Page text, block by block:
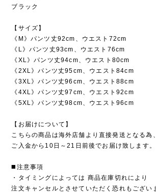
ブラック
【サイズ】
《M》パンツ丈92cm、ウエスト72cm
《L》パンツ丈93cm、ウエスト76cm
《XL》パンツ丈94cm、ウエスト80cm
《2XL》パンツ丈95cm、ウエスト84cm
《3XL》パンツ丈96cm、ウエスト88cm
《4XL》パンツ丈97cm、ウエスト92cm
《5XL》パンツ丈98cm、ウエスト96cm
【お届けについて】
こちらの商品は海外店舗より直接発送となる為、
ご入金から10日～21日前後でお届け致します。
◼️注意事項
・タイミングによっては 商品在庫切れにより
注文キャンセルとさせていただく恐れもござい